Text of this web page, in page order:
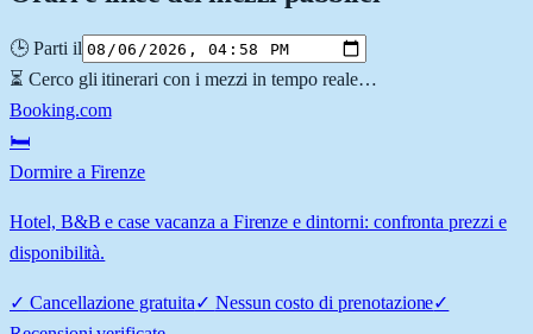
🕒 Parti il
⏳ Cerco gli itinerari con i mezzi in tempo reale…
Booking.com
🛏️
Dormire a Firenze
Hotel, B&B e case vacanza a Firenze e dintorni: confronta prezzi e
disponibilità.
✓ Cancellazione gratuita✓ Nessun costo di prenotazione✓